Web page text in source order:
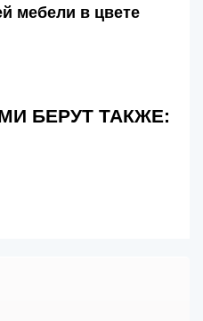
мебели в цвете
БЕРУТ ТАКЖЕ: